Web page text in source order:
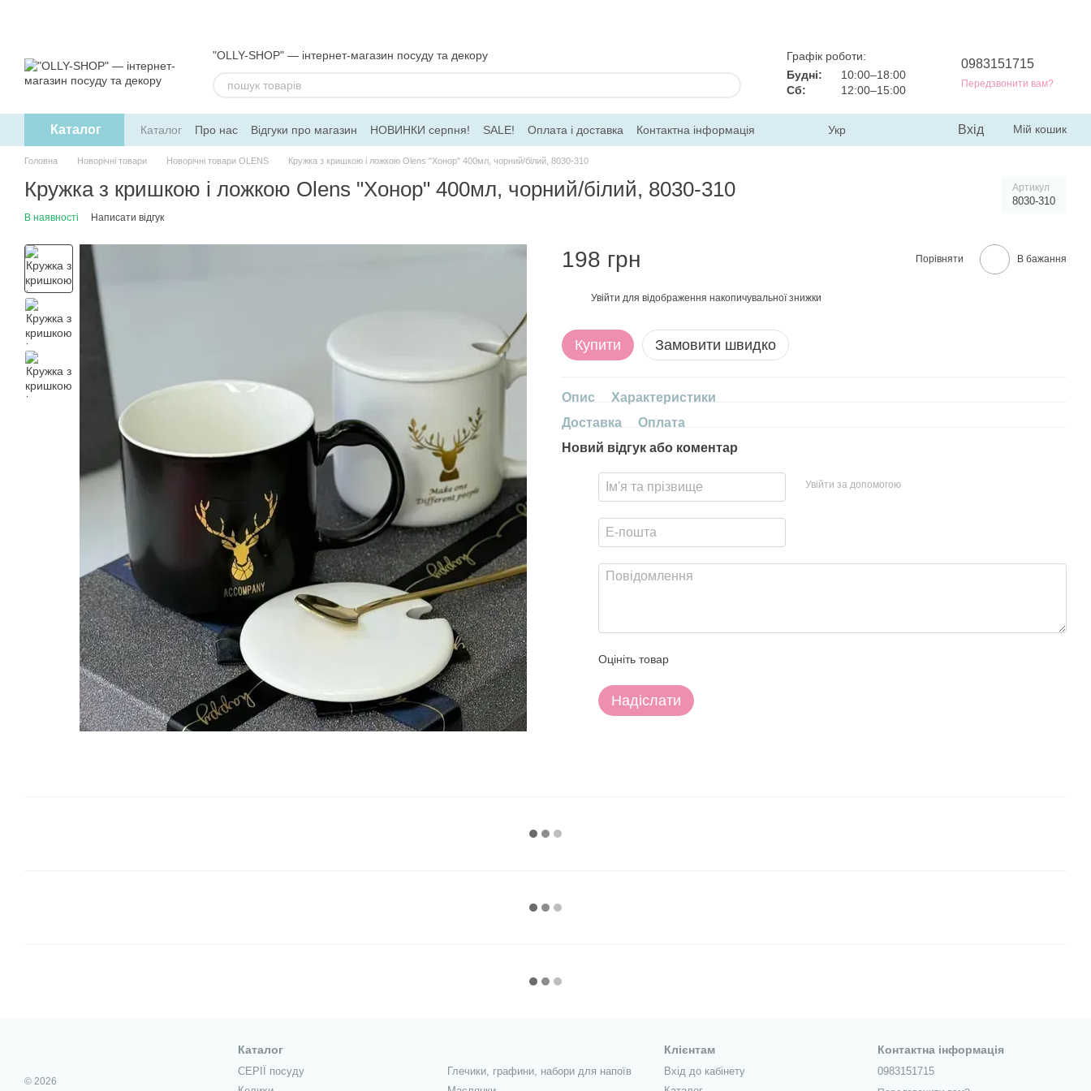
"OLLY-SHOP" — інтернет-магазин посуду та декору
Графік роботи:
Будні:
10:00–18:00
Сб:
12:00–15:00
0983151715
Передзвонити вам?
Каталог Каталог Про нас Відгуки про магазин НОВИНКИ серпня! SALE! Оплата і доставка
Контактна інформація
Обмін та повернення
Угода користувача Договір ПО Для гуртових замовлень
Укр Вхід Мій кошик
Головна Новорічні товари Новорічні товари OLENS Кружка з кришкою і ложкою Olens "Хонор" 400мл, чорний/білий, 8030-310
Кружка з кришкою і ложкою Olens "Хонор" 400мл, чорний/білий, 8030-310 Артикул
8030-310
В наявності Написати відгук
198 грн Порівняти В бажання
Увійти для відображення накопичувальної знижки
Купити Замовити швидко
Опис
Характеристики
Доставка
Оплата
Новий відгук або коментар
Увійти за допомогою
Оцініть товар
Надіслати
© 2026
Каталог
СЕРІЇ посуду
Глечики, графини, набори для напоїв
Клієнтам
Вхід до кабінету
Контактна інформація
0983151715